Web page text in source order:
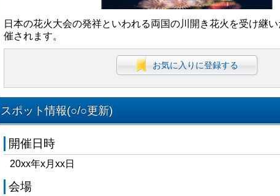
日本の花火大会の発祥といわれる両国の川開き花火を受け継
催されます。
お気に入りに登録する
スポット情報(○/○更新)
開催日時
20xx年x月xx日
会場